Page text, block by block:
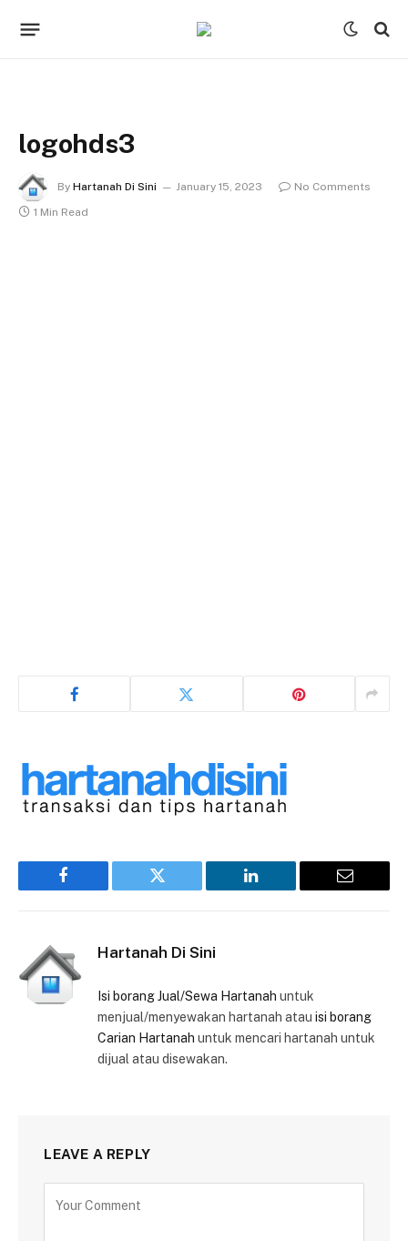
logohds3
By Hartanah Di Sini January 15, 2023
No Comments
1 Min Read
Facebook Twitter LinkedIn Email
Hartanah Di Sini
Isi borang Jual/Sewa Hartanah untuk
menjual/menyewakan hartanah atau isi borang
Carian Hartanah untuk mencari hartanah untuk
dijual atau disewakan.
LEAVE A REPLY